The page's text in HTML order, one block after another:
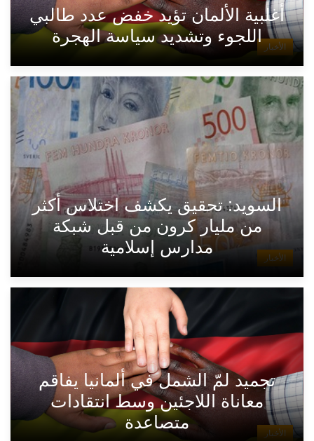
الأخبار
أغلبية الألمان تؤيد خفض عدد طالبي
اللجوء وتشديد سياسة الهجرة
الأخبار
السويد: تحقيق يكشف اختلاس أكثر
من مليار كرون من قبل شبكة
مدارس إسلامية
الأخبار
تجميد لمّ الشمل في ألمانيا يفاقم
معاناة اللاجئين وسط انتقادات
متصاعدة